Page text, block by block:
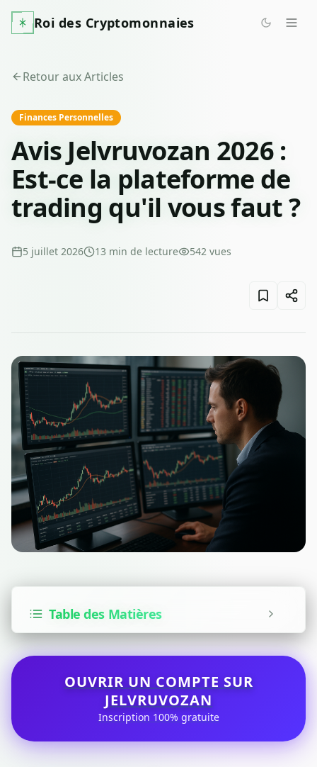
Roi des Cryptomonnaies
Retour aux Articles
Finances Personnelles
Avis Jelvruvozan 2026 :
Est-ce la plateforme de
trading qu'il vous faut ?
5 juillet 2026 13 min de lecture 542 vues
Table des Matières
OUVRIR UN COMPTE SUR
JELVRUVOZAN
Inscription 100% gratuite